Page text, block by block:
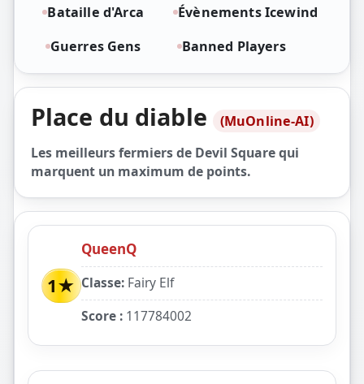
Bataille d'Arca
Évènements Icewind
Guerres Gens
Banned Players
Place du diable
(MuOnline-AI)
Les meilleurs fermiers de Devil Square qui
marquent un maximum de points.
1★
QueenQ
Classe: Fairy Elf
Score : 117784002